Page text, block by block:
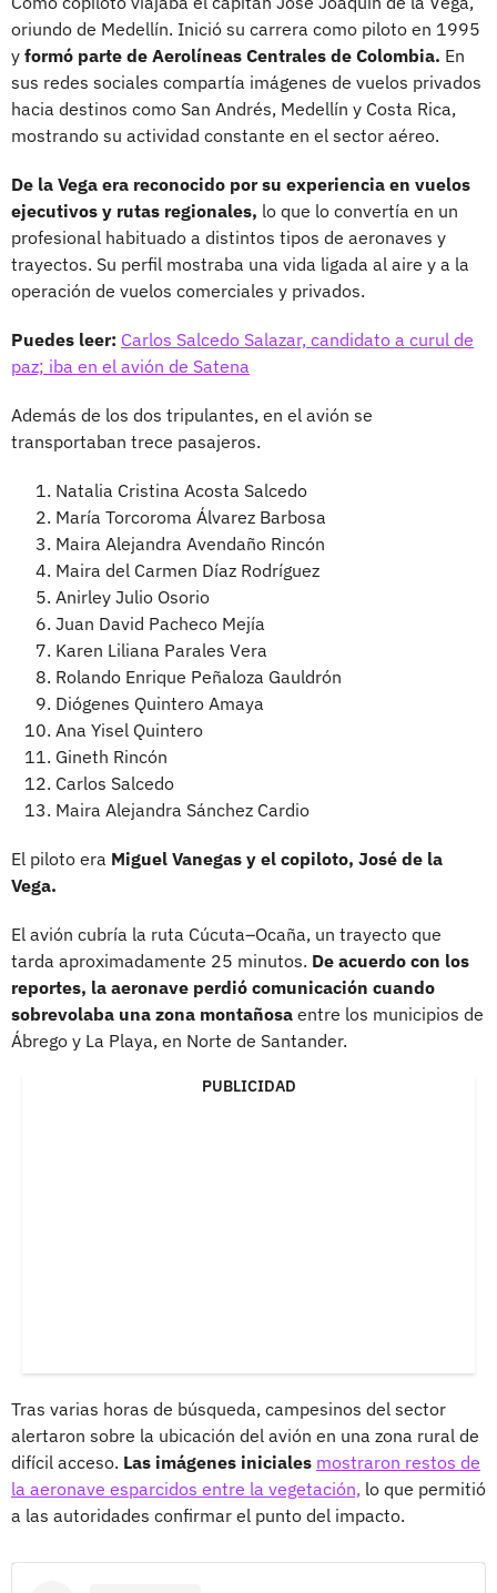
oriundo de Medellín. Inició su carrera como piloto en 1995
y formó parte de Aerolíneas Centrales de Colombia. En
sus redes sociales compartía imágenes de vuelos privados
hacia destinos como San Andrés, Medellín y Costa Rica,
mostrando su actividad constante en el sector aéreo.
De la Vega era reconocido por su experiencia en vuelos
ejecutivos y rutas regionales, lo que lo convertía en un
profesional habituado a distintos tipos de aeronaves y
trayectos. Su perfil mostraba una vida ligada al aire y a la
operación de vuelos comerciales y privados.
Puedes leer: Carlos Salcedo Salazar, candidato a curul de
paz; iba en el avión de Satena
Además de los dos tripulantes, en el avión se
transportaban trece pasajeros.
Natalia Cristina Acosta Salcedo
María Torcoroma Álvarez Barbosa
Maira Alejandra Avendaño Rincón
Maira del Carmen Díaz Rodríguez
Anirley Julio Osorio
Juan David Pacheco Mejía
Karen Liliana Parales Vera
Rolando Enrique Peñaloza Gauldrón
Diógenes Quintero Amaya
Ana Yisel Quintero
Gineth Rincón
Carlos Salcedo
Maira Alejandra Sánchez Cardio
El piloto era Miguel Vanegas y el copiloto, José de la
Vega.
El avión cubría la ruta Cúcuta–Ocaña, un trayecto que
tarda aproximadamente 25 minutos. De acuerdo con los
reportes, la aeronave perdió comunicación cuando
sobrevolaba una zona montañosa entre los municipios de
Ábrego y La Playa, en Norte de Santander.
PUBLICIDAD
Tras varias horas de búsqueda, campesinos del sector
alertaron sobre la ubicación del avión en una zona rural de
difícil acceso. Las imágenes iniciales mostraron restos de
la aeronave esparcidos entre la vegetación, lo que permitió
a las autoridades confirmar el punto del impacto.